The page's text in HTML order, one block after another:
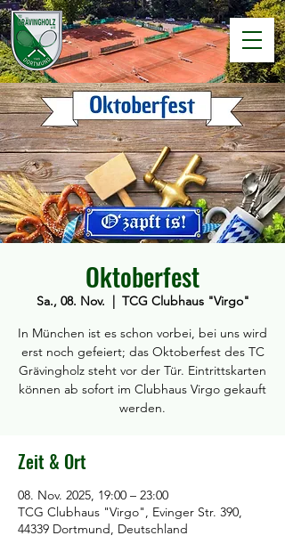
Oktoberfest
Sa., 08. Nov.
  |
TCG Clubhaus "Virgo"
In München ist es schon vorbei, bei uns wird
erst noch gefeiert; das Oktoberfest des TC
Grävingholz steht vor der Tür. Eintrittskarten
können ab sofort im Clubhaus Virgo gekauft
werden.
Zeit & Ort
08. Nov. 2025, 19:00 – 23:00
TCG Clubhaus "Virgo", Evinger Str. 390,
44339 Dortmund, Deutschland